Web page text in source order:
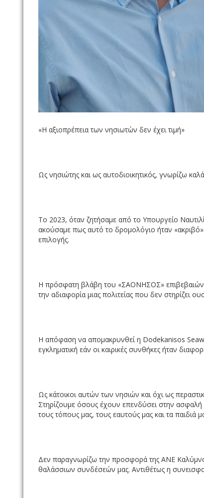
«Η αξιοπρέπεια των νησιωτών δεν έχει τιμή»
Ως νησιώτης και ως αυτοδιοικητικός, γνωρίζω
Το 2023, όταν ζητήσαμε από το Υπουργείο
ακούσαμε πως αυτό το δρομολόγιο ήταν
επιλογής.
Η πρόσφατη βλάβη του «ΣΑΟΝΗΣΟΣ»
την αδιαφορία μιας πολιτείας που δεν στηρίζει
Η απόφαση να απομακρυνθεί η Dodekanisos
εγκληματική εάν οι καιρικές συνθήκες ήταν
Ως κάτοικοι αυτών των νησιών και όχι ως
Στηρίζουμε όσους έχουν επενδύσει στην
τους τόπους μας, τους εαυτούς μας και τα παιδιά
Δεν παραγνωρίζω την προσφορά της ΑΝΕ
θαλάσσιων συνδέσεών μας. Αντιθέτως η